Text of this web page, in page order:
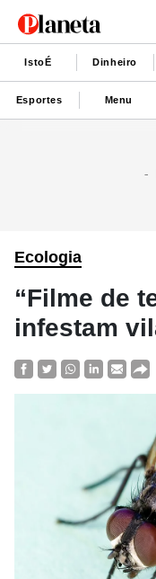
IstoÉ Dinheiro
Esportes Menu
Ecologia
“Filme de
infestam